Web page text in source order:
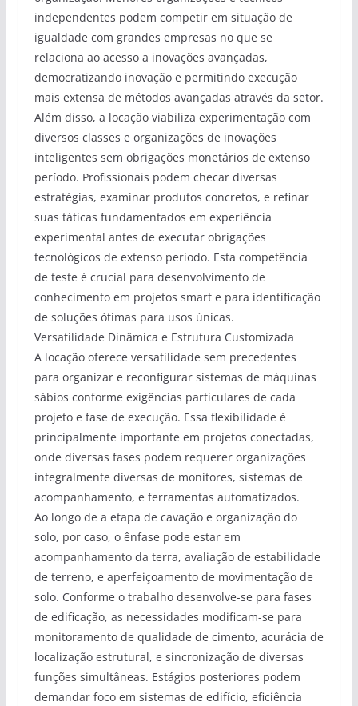
independentes podem competir em situação de
igualdade com grandes empresas no que se
relaciona ao acesso a inovações avançadas,
democratizando inovação e permitindo execução
mais extensa de métodos avançadas através da setor.
Além disso, a locação viabiliza experimentação com
diversos classes e organizações de inovações
inteligentes sem obrigações monetários de extenso
período. Profissionais podem checar diversas
estratégias, examinar produtos concretos, e refinar
suas táticas fundamentados em experiência
experimental antes de executar obrigações
tecnológicos de extenso período. Esta competência
de teste é crucial para desenvolvimento de
conhecimento em projetos smart e para identificação
de soluções ótimas para usos únicas.
Versatilidade Dinâmica e Estrutura Customizada
A locação oferece versatilidade sem precedentes
para organizar e reconfigurar sistemas de máquinas
sábios conforme exigências particulares de cada
projeto e fase de execução. Essa flexibilidade é
principalmente importante em projetos conectadas,
onde diversas fases podem requerer organizações
integralmente diversas de monitores, sistemas de
acompanhamento, e ferramentas automatizados.
Ao longo de a etapa de cavação e organização do
solo, por caso, o ênfase pode estar em
acompanhamento da terra, avaliação de estabilidade
de terreno, e aperfeiçoamento de movimentação de
solo. Conforme o trabalho desenvolve-se para fases
de edificação, as necessidades modificam-se para
monitoramento de qualidade de cimento, acurácia de
localização estrutural, e sincronização de diversas
funções simultâneas. Estágios posteriores podem
demandar foco em sistemas de edifício, eficiência